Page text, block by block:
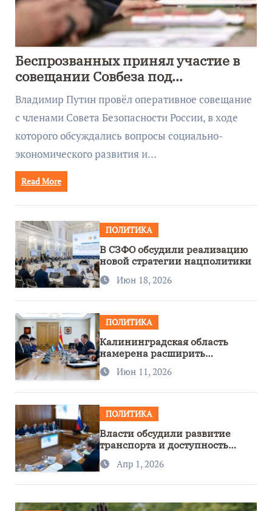
Беспрозванных принял участие в
совещании Совбеза под
руководством Путина
Владимир Путин провёл оперативное совещание
с членами Совета Безопасности России, в ходе
которого обсуждались вопросы социально-
экономического развития и…
Read More
ПОЛИТИКА
В СЗФО обсудили реализацию
новой стратегии нацполитики
Июн 18, 2026
ПОЛИТИКА
Калининградская область
намерена расширить
сотрудничество с Узбекистаном
Июн 11, 2026
ПОЛИТИКА
Власти обсудили развитие
транспорта и доступность
региона
Апр 1, 2026